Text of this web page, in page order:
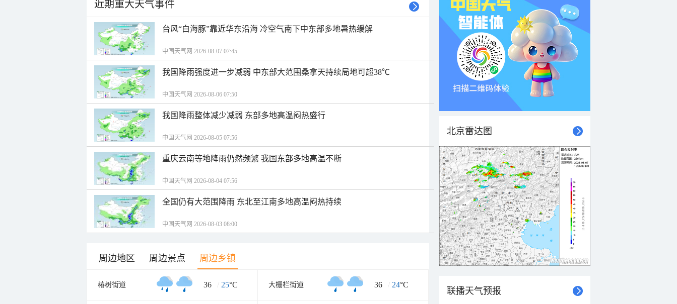
近期重大天气事件
台风“白海豚”靠近华东沿海 冷空气南下中东部多地暑热缓解
中国天气网 2026-08-07 07:45
我国降雨强度进一步减弱 中东部大范围桑拿天持续局地可超38℃
中国天气网 2026-08-06 07:50
我国降雨整体减少减弱 东部多地高温闷热盛行
中国天气网 2026-08-05 07:56
重庆云南等地降雨仍然频繁 我国东部多地高温不断
中国天气网 2026-08-04 07:56
全国仍有大范围降雨 东北至江南多地高温闷热持续
中国天气网 2026-08-03 08:00
周边地区 周边景点 周边乡镇
椿树街道 36 / 25°C 大栅栏街道 36 / 24°C
北京雷达图
联播天气预报